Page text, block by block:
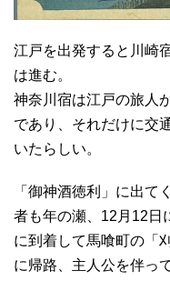
江戸を出発すると川崎
は進む。
神奈川宿は江戸の旅人
であり、それだけに交
いたらしい。
「御神酒徳利」に出て
者も年の瀬、12月12日
に到着して馬喰町の「
に帰路、主人公を伴っ